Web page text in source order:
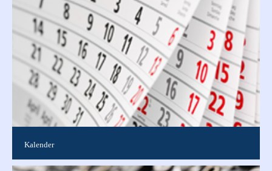
Kalender
Wir bieten Ihnen spiralgebundene Kalender mit Aufhänger in